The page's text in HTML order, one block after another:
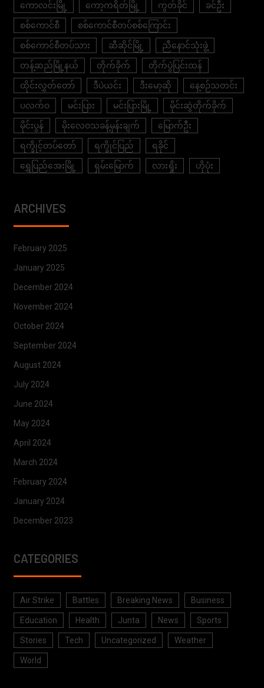
ကောလင်းမြို့ ကော့ကရိတ်မြို့ ကွတ်ခိုင် ခင်ဦး
စစ်ကောင်စီ စစ်ကောင်စီတပ်စစ်ကြောင်း
စစ်ကောင်စီတပ်သား ဆီဆိုင်မြို့ ညီနောင်သုံးဖွဲ့
တန့်ဆည်မြို့နယ် တိုက်ခိုက် တိုက်ပွဲပြင်းထန်
ထိုင်းလွှတ်တော် ဒီပဲယင်း ဒီးမော့ဆို နေ့စဉ်သတင်း
ပလက်ဝ မင်းပြား မင်းပြားမြို့ မိုင်းဆွဲတိုက်ခိုက်
မိုင်းပွန် မိုးလေဝသခန့်မှန်းချက် မြောက်ဦး
ရက္ခိုင့်တပ်တော် ရက္ခိုင်ပြည် ရခိုင်
ရွှေပြည်အေးမြို့ ရှမ်းမြောက် လားရှိုး ဟိုပုံး
ARCHIVES
February 2025
January 2025
December 2024
November 2024
October 2024
September 2024
August 2024
July 2024
June 2024
May 2024
April 2024
March 2024
February 2024
January 2024
December 2023
CATEGORIES
Air Strike Battles Breaking News Business
Education Health Junta News Sports
Stories Tech Uncategorized Weather
World